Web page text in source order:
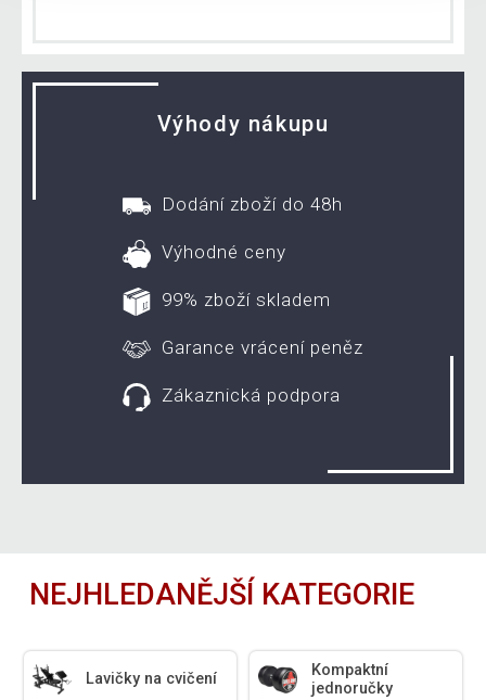
Výhody nákupu
Dodání zboží do 48h
Výhodné ceny
99% zboží skladem
Garance vrácení peněz
Zákaznická podpora
NEJHLEDANĚJŠÍ KATEGORIE
Lavičky na cvičení
Kompaktní
jednoručky